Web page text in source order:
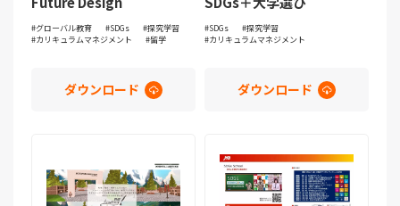
グローバル教育 SDGs
探究学習
カリキュラムマネジメント
留学
ダウンロード
SDGs
探究学習
カリキュラムマネジメント
ダウンロード